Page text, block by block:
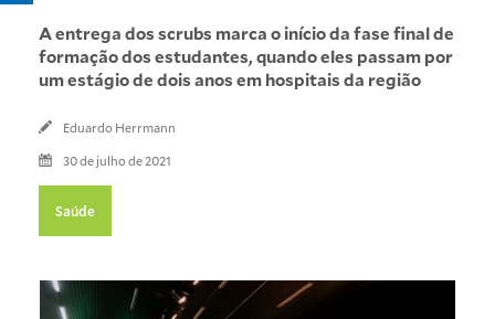
A entrega dos scrubs marca o início da fase final de
formação dos estudantes, quando eles passam por
um estágio de dois anos em hospitais da região
Eduardo Herrmann
30 de julho de 2021
Saúde